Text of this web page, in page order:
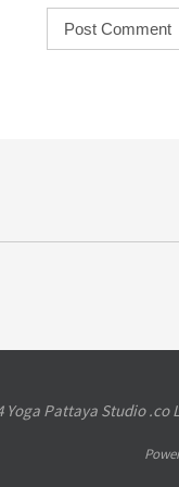
Yoga Pattaya Studio .co